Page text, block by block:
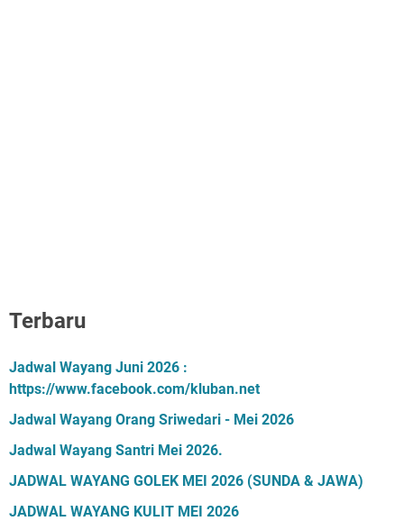
Terbaru
Jadwal Wayang Juni 2026 :
https://www.facebook.com/kluban.net
Jadwal Wayang Orang Sriwedari - Mei 2026
Jadwal Wayang Santri Mei 2026.
JADWAL WAYANG GOLEK MEI 2026 (SUNDA & JAWA)
JADWAL WAYANG KULIT MEI 2026